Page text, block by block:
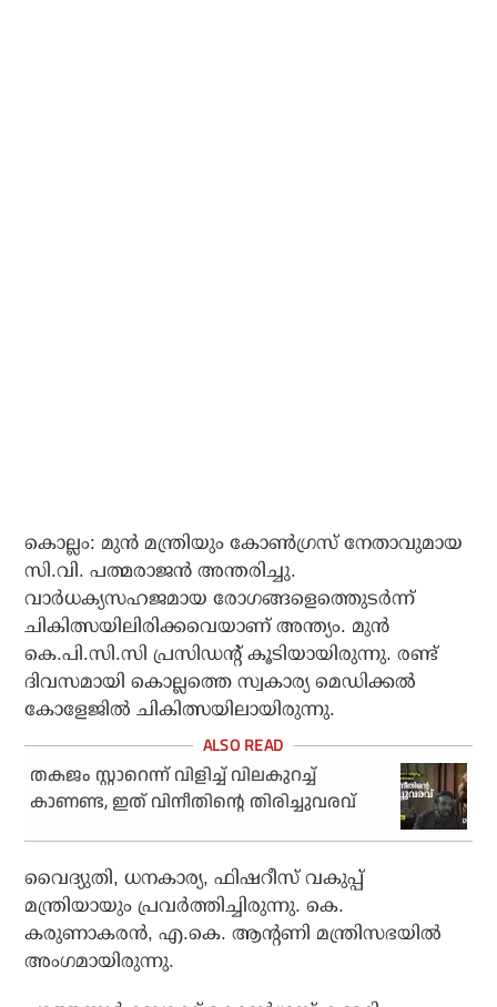
കൊല്ലം: മുന്‍ മന്ത്രിയും കോണ്‍ഗ്രസ് നേതാവുമായ
സി.വി. പത്മരാജന്‍ അന്തരിച്ചു.
വാര്‍ധക്യസഹജമായ രോഗങ്ങളെത്തെുടര്‍ന്ന്
ചികിത്സയിലിരിക്കവെയാണ് അന്ത്യം. മുന്‍
കെ.പി.സി.സി പ്രസിഡന്റ് കൂടിയായിരുന്നു. രണ്ട്
ദിവസമായി കൊല്ലത്തെ സ്വകാര്യ മെഡിക്കല്‍
കോളേജില്‍ ചികിത്സയിലായിരുന്നു.
തകജം സ്റ്റാറെന്ന് വിളിച്ച് വിലകുറച്ച്
കാണണ്ട, ഇത് വിനീതിന്റെ തിരിച്ചുവരവ്
വൈദ്യുതി, ധനകാര്യ, ഫിഷറീസ് വകുപ്പ്
മന്ത്രിയായും പ്രവര്‍ത്തിച്ചിരുന്നു. കെ.
കരുണാകരന്‍, എ.കെ. ആന്റണി മന്ത്രിസഭയില്‍
അംഗമായിരുന്നു.